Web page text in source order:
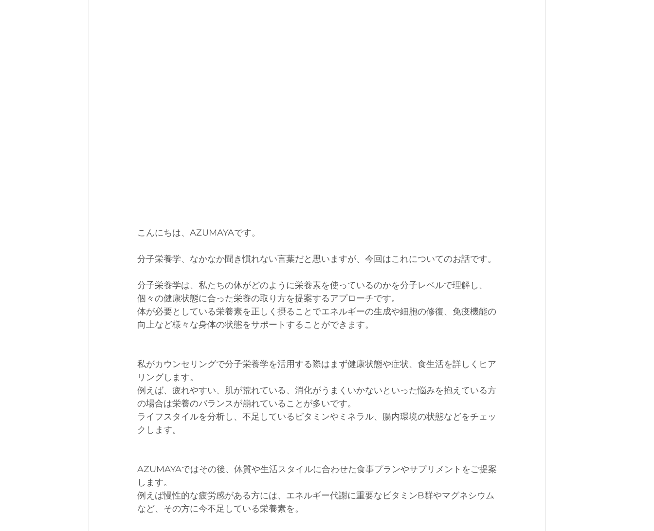
こんにちは、AZUMAYAです。
分子栄養学、なかなか聞き慣れない言葉だと思いますが、今回はこれについてのお話です。
分子栄養学は、私たちの体がどのように栄養素を使っているのかを分子レベルで理解し、
個々の健康状態に合った栄養の取り方を提案するアプローチです。
体が必要としている栄養素を正しく摂ることでエネルギーの生成や細胞の修復、免疫機能の
向上など様々な身体の状態をサポートすることができます。
私がカウンセリングで分子栄養学を活用する際はまず健康状態や症状、食生活を詳しくヒア
リングします。
例えば、疲れやすい、肌が荒れている、消化がうまくいかないといった悩みを抱えている方
の場合は栄養のバランスが崩れていることが多いです。
ライフスタイルを分析し、不足しているビタミンやミネラル、腸内環境の状態などをチェッ
クします。
AZUMAYAではその後、体質や生活スタイルに合わせた食事プランやサプリメントをご提案
します。
例えば慢性的な疲労感がある方には、エネルギー代謝に重要なビタミンB群やマグネシウム
など、その方に今不足している栄養素を。